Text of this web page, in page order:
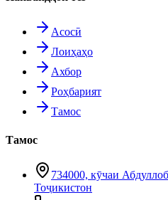
Асосӣ
Лоиҳаҳо
Ахбор
Роҳбарият
Тамос
Тамос
734000, кӯчаи
Тоҷикистон